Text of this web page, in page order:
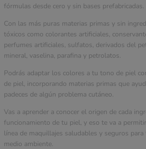
fórmulas desde cero y sin bases prefabricadas.
Con las más puras materias primas y sin
tóxicos como colorantes artificiales,
perfumes artificiales, sulfatos, derivados del
mineral, vaselina, parafina y petrolatos.
Podrás adaptar los colores a tu tono de piel
de piel, incorporando materias primas que
padeces de algún problema cutáneo.
Vas a aprender a conocer el origen de cada
funcionamiento de tu piel, y eso te va a
línea de maquillajes saludables y seguros
medio ambiente.